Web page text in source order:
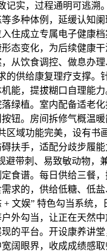
记实，过程通明可逃
多种体例，延缓认知
住成立专属电子健康
态变化，为后续健康
从饮食调控、做息办
的供给康复理疗支撑
能，提拔糊口自理能
绿植。室内配备适老
钮。房间拆修气概温
区域功能完美，设有
扶手，适配分歧步履
带刺、易致敏动物
食谱。每日供给三餐
求的，供给低糖、低
文娱” 特色勾当系统
外勾当，让正在天然
的平台。开设康养讲
阔眼界，收成成绩感